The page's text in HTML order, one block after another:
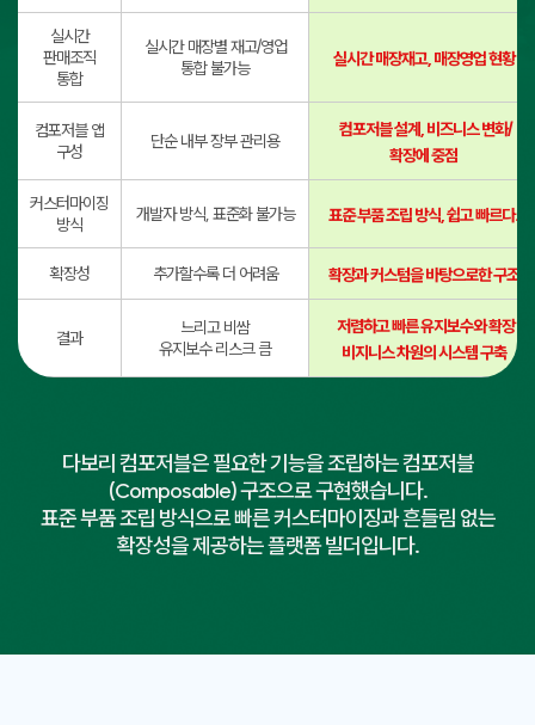
실시간
판매조직
통합
실시간 매장별 재고/영업
통합 불가능
실시간 매장재고, 매장영업 현황
컴포저블 앱
구성
단순 내부 장부 관리용
컴포저블 설계, 비즈니스 변화/
확장에 중점
커스터마이징
방식
개발자 방식, 표준화 불가능 표준 부품 조립 방식, 쉽고 빠르다.
확장성 추가할수록 더 어려움 확장과 커스텀을 바탕으로한 구조
결과
느리고 비쌈
유지보수 리스크 큼
저렴하고 빠른 유지보수와 확장
비지니스 차원의 시스템 구축
다보리 컴포저블은 필요한 기능을 조립하는 컴포저블
(Composable) 구조으로 구현했습니다.
표준 부품 조립 방식으로 빠른 커스터마이징과 흔들림 없는
확장성을 제공하는 플랫폼 빌더입니다.